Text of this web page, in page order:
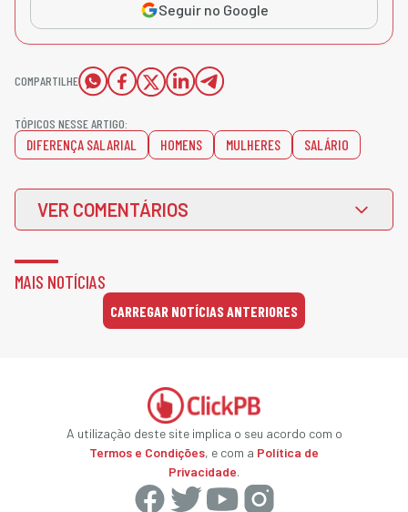
Seguir no Google
COMPARTILHE
TÓPICOS NESSE ARTIGO:
DIFERENÇA SALARIAL HOMENS MULHERES SALÁRIO
VER COMENTÁRIOS
MAIS NOTÍCIAS
CARREGAR NOTÍCIAS ANTERIORES
A utilização deste site implica o seu acordo com o
Termos e Condições, e com a Política de
Privacidade.